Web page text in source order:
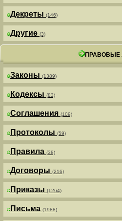
Декреты (146)
Другие (3)
ПРАВОВЫЕ
Законы (1389)
Кодексы (83)
Соглашения (109)
Протоколы (59)
Правила (38)
Договоры (216)
Приказы (1264)
Письма (1988)